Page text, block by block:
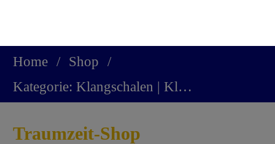
Home / Shop /
Kategorie: Klangschalen | Klangmassage
Traumzeit-Shop